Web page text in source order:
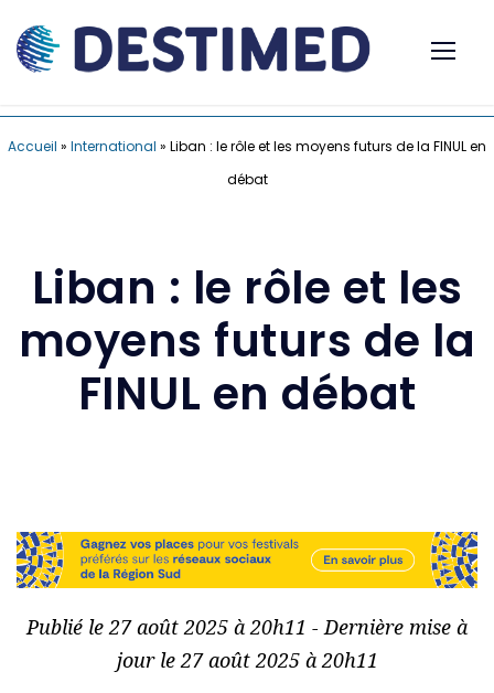
Accueil » International » Liban : le rôle et les moyens futurs de la FINUL en
débat
Liban : le rôle et les
moyens futurs de la
FINUL en débat
Publié le 27 août 2025 à 20h11 - Dernière mise à
jour le 27 août 2025 à 20h11